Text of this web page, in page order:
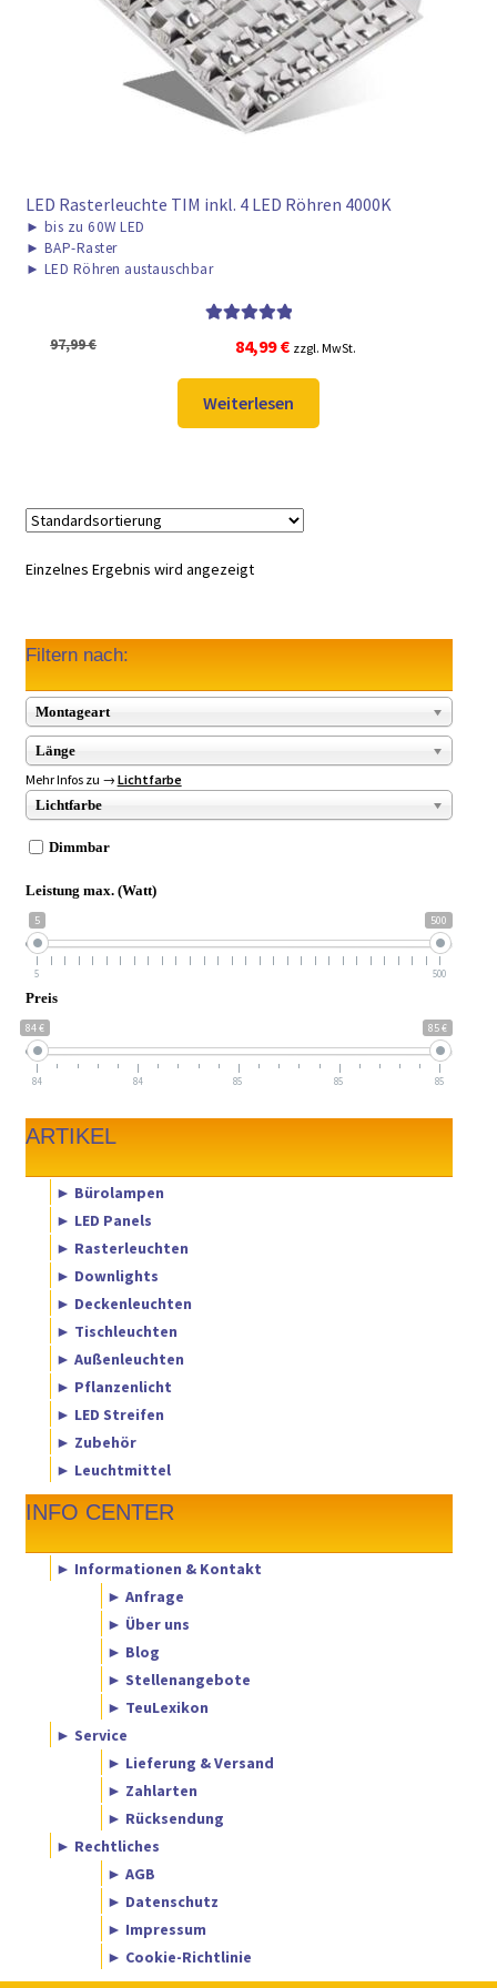
► ZAHLARTEN
► VERSANDARTEN
LED Rasterleuchte TIM inkl. 4 LED Röhren 4000K
► bis zu 60W LED
► BAP-Raster
► LED Röhren austauschbar
von 5
97,99€
Ursprünglicher
Preis
war:
97,99 €
84,99€Aktueller
Preis
ist:
84,99 €.
zzgl. MwSt.
Weiterlesen
Einzelnes Ergebnis wird angezeigt
Filtern nach:
Montageart
Länge
Mehr Infos zu → Lichtfarbe
Lichtfarbe
Dimmbar
Leistung max. (Watt)
5 500
5 500
Preis
84 € 85 €
84 84 85 85 85
ARTIKEL
► Bürolampen
► LED Panels
► Rasterleuchten
► Downlights
► Deckenleuchten
► Tischleuchten
► Außenleuchten
► Pflanzenlicht
► LED Streifen
► Zubehör
► Leuchtmittel
INFO CENTER
► Informationen & Kontakt
► Anfrage
► Über uns
► Blog
► Stellenangebote
► TeuLexikon
► Service
► Lieferung & Versand
► Zahlarten
► Rücksendung
► Rechtliches
► AGB
► Datenschutz
► Impressum
► Cookie-Richtlinie